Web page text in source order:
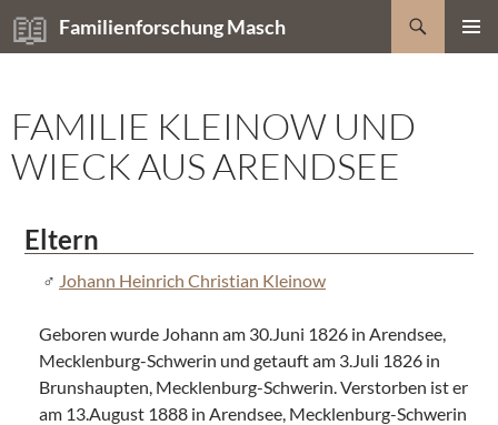
Zum
Inhalt
Familienforschung Masch
Suchen
FAMILIE KLEINOW UND
WIECK AUS ARENDSEE
Eltern
Johann Heinrich Christian Kleinow
Geboren wurde Johann am 30.Juni 1826 in Arendsee,
Mecklenburg-Schwerin und getauft am 3.Juli 1826 in
Brunshaupten, Mecklenburg-Schwerin. Verstorben ist er
am 13.August 1888 in Arendsee, Mecklenburg-Schwerin